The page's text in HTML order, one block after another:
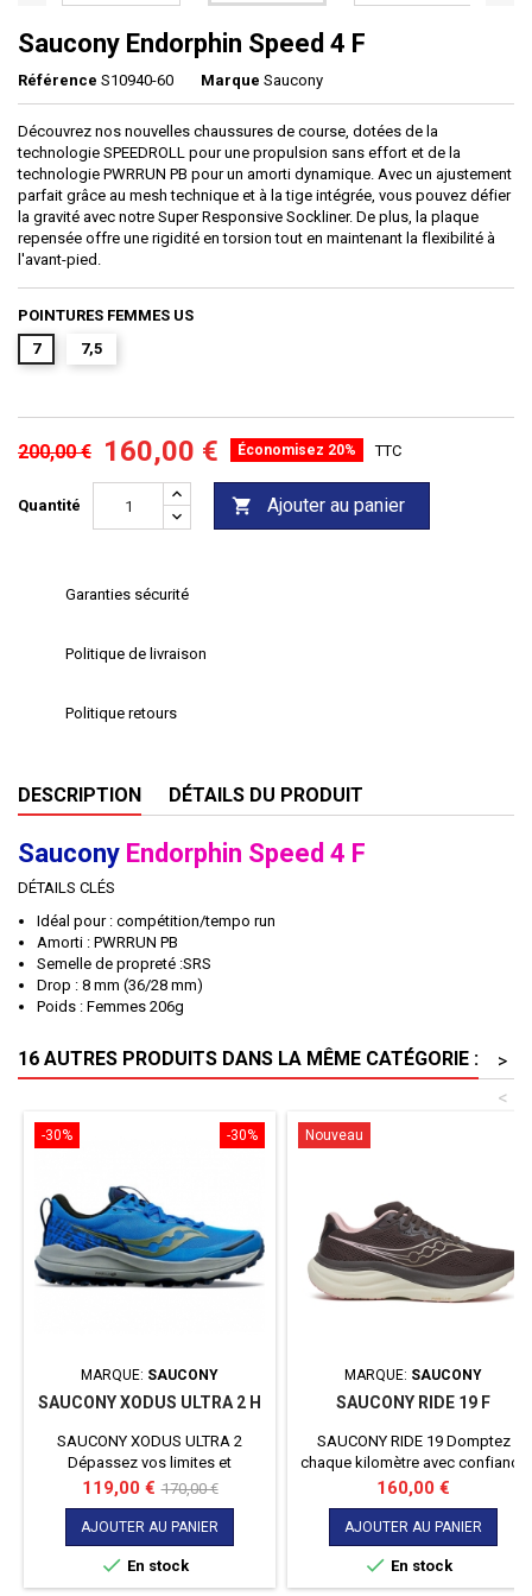
Saucony Endorphin Speed 4 F
Référence S10940-60 Marque Saucony
Découvrez nos nouvelles chaussures de course, dotées de la
technologie SPEEDROLL pour une propulsion sans effort et de la
technologie PWRRUN PB pour un amorti dynamique. Avec un ajustement
parfait grâce au mesh technique et à la tige intégrée, vous pouvez défier
la gravité avec notre Super Responsive Sockliner. De plus, la plaque
repensée offre une rigidité en torsion tout en maintenant la flexibilité à
l'avant-pied.
POINTURES FEMMES US
7
7,5
200,00 € 160,00 € Économisez 20% TTC
Quantité  Ajouter au panier
Garanties sécurité
Politique de livraison
Politique retours
DESCRIPTION DÉTAILS DU PRODUIT
Saucony Endorphin Speed 4 F
DÉTAILS CLÉS
Idéal pour : compétition/tempo run
Amorti : PWRRUN PB
Semelle de propreté :SRS
Drop : 8 mm (36/28 mm)
Poids : Femmes 206g
16 AUTRES PRODUITS DANS LA MÊME CATÉGORIE :
>
<
-30%
-30%
MARQUE: SAUCONY
SAUCONY XODUS ULTRA 2 H
SAUCONY XODUS ULTRA 2
Dépassez vos limites et
parcourez toujours plus de
distance !
Prix
119,00 € Prix
de
base
170,00 €
AJOUTER AU PANIER
 En stock
Nouveau
MARQUE: SAUCONY
SAUCONY RIDE 19 F
SAUCONY RIDE 19 Domptez
chaque kilomètre avec confiance
et confort grâce à la nouvelle
Saucony Ride 19, la chaussure de
course polyvalente qui allie
performance, amorti de pointe et
un ajustement large pour une
expérience inégalée sur la route
Prix
160,00 €
AJOUTER AU PANIER
 En stock